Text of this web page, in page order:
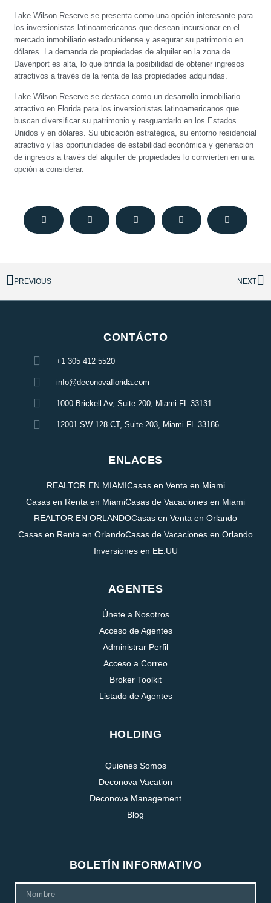
Lake Wilson Reserve se presenta como una opción interesante para
los inversionistas latinoamericanos que desean incursionar en el
mercado inmobiliario estadounidense y asegurar su patrimonio en
dólares. La demanda de propiedades de alquiler en la zona de
Davenport es alta, lo que brinda la posibilidad de obtener ingresos
atractivos a través de la renta de las propiedades adquiridas.
Lake Wilson Reserve se destaca como un desarrollo inmobiliario
atractivo en Florida para los inversionistas latinoamericanos que
buscan diversificar su patrimonio y resguardarlo en los Estados
Unidos y en dólares. Su ubicación estratégica, su entorno residencial
atractivo y las oportunidades de estabilidad económica y generación
de ingresos a través del alquiler de propiedades lo convierten en una
opción a considerar.
PREVIOUS NEXT
CONTÁCTO
+1 305 412 5520
info@deconovaflorida.com
1000 Brickell Av, Suite 200, Miami FL 33131
12001 SW 128 CT, Suite 203, Miami FL 33186
ENLACES
REALTOR EN MIAMICasas en Venta en Miami
Casas en Renta en MiamiCasas de Vacaciones en Miami
REALTOR EN ORLANDOCasas en Venta en Orlando
Casas en Renta en OrlandoCasas de Vacaciones en Orlando
Inversiones en EE.UU
AGENTES
Únete a Nosotros
Acceso de Agentes
Administrar Perfil
Acceso a Correo
Broker Toolkit
Listado de Agentes
HOLDING
Quienes Somos
Deconova Vacation
Deconova Management
Blog
BOLETÍN INFORMATIVO